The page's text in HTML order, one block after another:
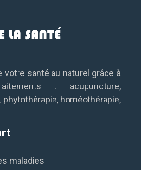
votre santé au naturel grâce à
: acupuncture,
phytothérapie, homéothérapie,
maladies